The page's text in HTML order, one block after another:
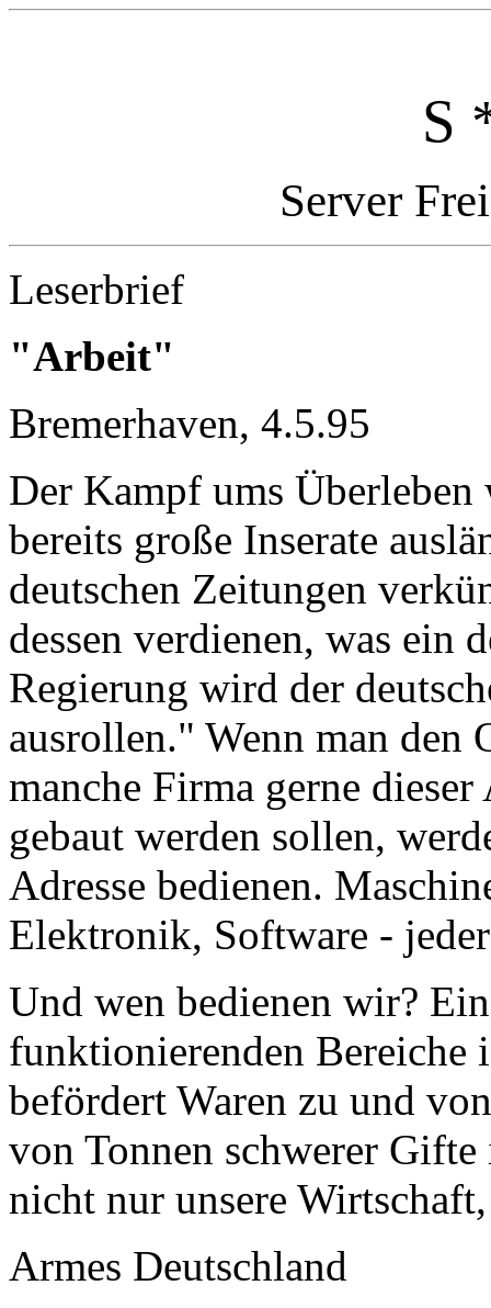
S
Server
Leserbrief
"Arbeit"
Bremerhaven, 4.5.95
Der Kampf ums
bereits große Inserate
deutschen Zeitungen
dessen verdienen, was ein
Regierung wird der
ausrollen." Wenn man den
manche Firma gerne
gebaut werden sollen,
Adresse bedienen.
Elektronik, Software -
Und wen bedienen wir?
funktionierenden Bereiche
befördert Waren zu und
von Tonnen schwerer
nicht nur unsere
Armes Deutschland